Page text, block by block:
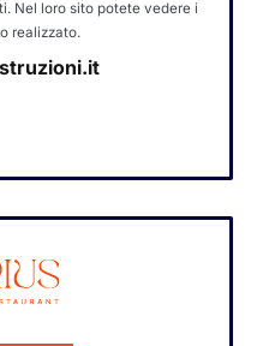
Nel loro sito potete vedere i
realizzato.